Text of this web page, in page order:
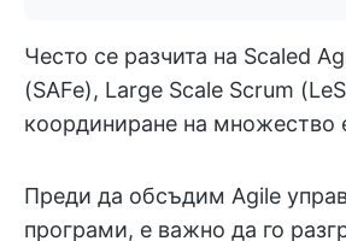
Често се разчита на Scaled
(SAFe), Large Scale Scrum
координиране на множество
Преди да обсъдим Agile
програми, е важно да го